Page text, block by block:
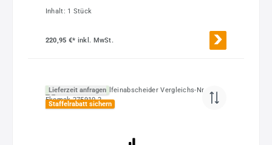
Inhalt: 1 Stück
220,95 €* inkl. MwSt.
Lieferzeit anfragen
Staffelrabatt sichern